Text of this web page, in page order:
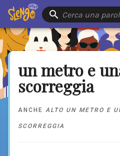
Cerca una
un metro e
scorreggia
ANCHE ALTO UN METRO E
SCORREGGIA